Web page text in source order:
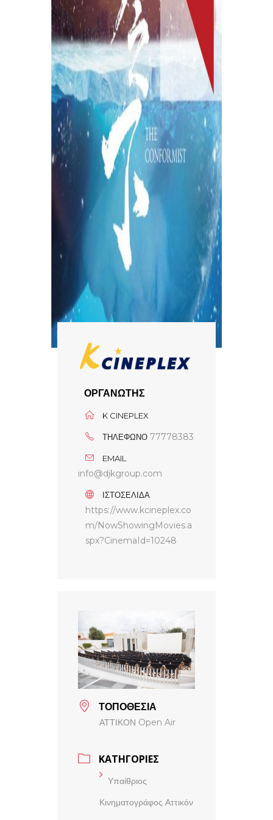
ΟΡΓΑΝΩΤΗΣ
K CINEPLEX
ΤΗΛΕΦΩΝΟ 77778383
EMAIL
info@djkgroup.com
ΙΣΤΟΣΕΛΙΔΑ
https://www.kcineplex.co
m/NowShowingMovies.a
spx?CinemaId=10248
ΤΟΠΟΘΕΣΙΑ
ΑΤΤΙΚΟΝ Open Air
ΚΑΤΗΓΟΡΙΕΣ
Υπαίθριος
Κινηματογράφος Αττικόν